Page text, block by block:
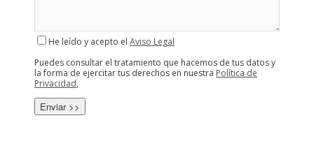
He leído y acepto el Aviso Legal
Puedes consultar el tratamiento que hacemos de tus datos y
la forma de ejercitar tus derechos en nuestra Política de
Privacidad,